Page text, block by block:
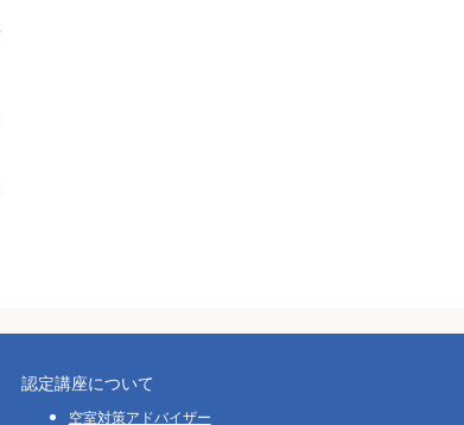
認定講座について
空室対策アドバイザー